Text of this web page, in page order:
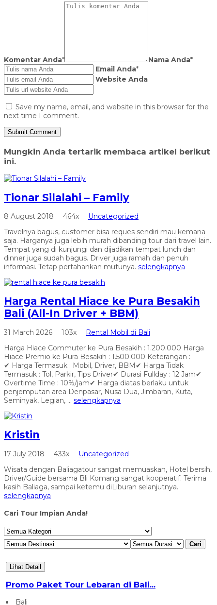
Komentar Anda* Nama Anda*
Email Anda*
Website Anda
Save my name, email, and website in this browser for the
next time I comment.
Mungkin Anda tertarik membaca artikel berikut
ini.
Tionar Silalahi – Family
8 August 2018 464x
Uncategorized
Travelnya bagus, customer bisa reques sendiri mau kemana
saja. Harganya juga lebih murah dibanding tour dari travel lain.
Tempat yang di kunjungi dan dijadikan tempat lunch dan
dinner juga sudah bagus. Driver juga ramah dan penuh
informasi. Tetap pertahankan mutunya. selengkapnya
Harga Rental Hiace ke Pura Besakih
Bali (All-In Driver + BBM)
31 March 2026 103x
Rental Mobil di Bali
Harga Hiace Commuter ke Pura Besakih : 1.200.000 Harga
Hiace Premio ke Pura Besakih : 1.500.000 Keterangan :
✔ Harga Termasuk : Mobil, Driver, BBM✔ Harga Tidak
Termasuk : Tol, Parkir, Tips Driver✔ Durasi Fullday : 12 Jam✔
Overtime Time : 10%/jam✔ Harga diatas berlaku untuk
penjemputan area Denpasar, Nusa Dua, Jimbaran, Kuta,
Seminyak, Legian, ... selengkapnya
Kristin
17 July 2018 433x
Uncategorized
Wisata dengan Baliagatour sangat memuaskan, Hotel bersih,
Driver/Guide bersama Bli Komang sangat kooperatif. Terima
kasih Baliaga, sampai ketemu diLiburan selanjutnya.
selengkapnya
Cari Tour Impian Anda!
Cari